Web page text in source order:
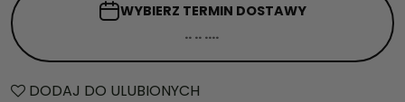
WYBIERZ TERMIN DOSTAWY
DODAJ DO ULUBIONYCH